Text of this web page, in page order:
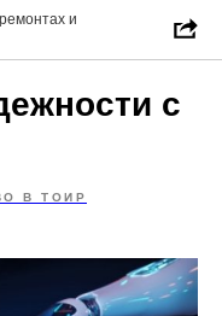
и
с
В ТОИР